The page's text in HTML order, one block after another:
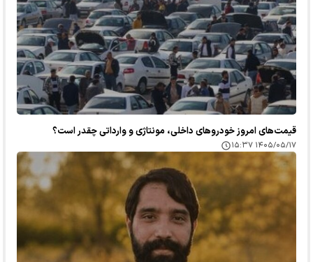
قیمت‌های امروز خودرو‌های داخلی، مونتاژی و وارداتی چقدر است؟
۱۴۰۵/۰۵/۱۷ ۱۵:۳۷